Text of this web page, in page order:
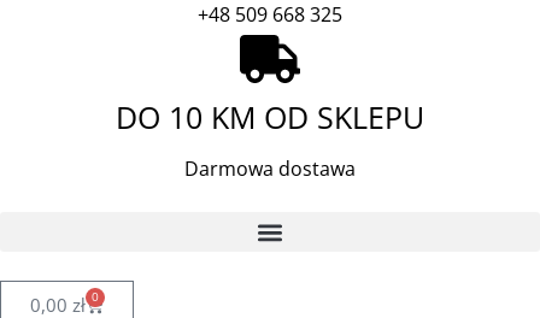
+48 509 668 325
DO 10 KM OD SKLEPU
Darmowa dostawa
0,00 zł 0